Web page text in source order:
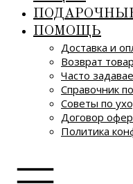
ПОМОЩЬ
Доставка и
Возврат
Часто
Справочник
Советы по
Договор
Политика